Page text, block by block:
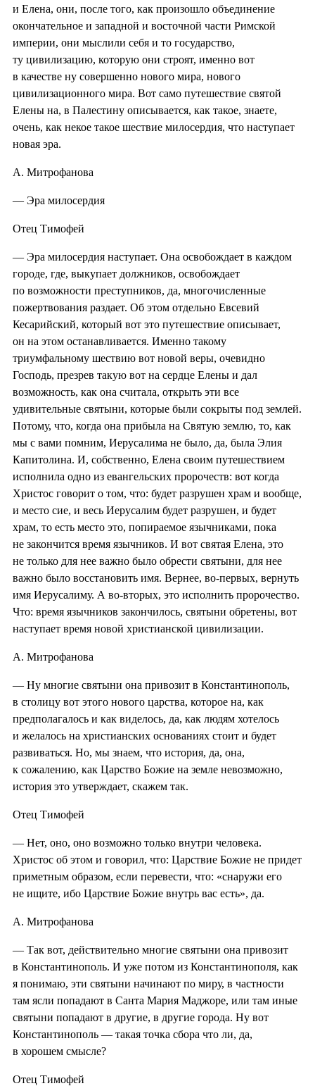
и Елена, они, после того, как произошло объединение
окончательное и западной и восточной части Римской
империи, они мыслили себя и то государство,
ту цивилизацию, которую они строят, именно вот
в качестве ну совершенно нового мира, нового
цивилизационного мира. Вот само путешествие святой
Елены на, в Палестину описывается, как такое, знаете,
очень, как некое такое шествие милосердия, что наступает
новая эра.
А. Митрофанова
— Эра милосердия
Отец Тимофей
— Эра милосердия наступает. Она освобождает в каждом
городе, где, выкупает должников, освобождает
по возможности преступников, да, многочисленные
пожертвования раздает. Об этом отдельно Евсевий
Кесарийский, который вот это путешествие описывает,
он на этом останавливается. Именно такому
триумфальному шествию вот новой веры, очевидно
Господь, презрев такую вот на сердце Елены и дал
возможность, как она считала, открыть эти все
удивительные святыни, которые были сокрыты под землей.
Потому, что, когда она прибыла на Святую землю, то, как
мы с вами помним, Иерусалима не было, да, была Элия
Капитолина. И, собственно, Елена своим путешествием
исполнила одно из евангельских пророчеств: вот когда
Христос говорит о том, что: будет разрушен храм и вообще,
и место сие, и весь Иерусалим будет разрушен, и будет
храм, то есть место это, попираемое язычниками, пока
не закончится время язычников. И вот святая Елена, это
не только для нее важно было обрести святыни, для нее
важно было восстановить имя. Вернее, во-первых, вернуть
имя Иерусалиму. А во-вторых, это исполнить пророчество.
Что: время язычников закончилось, святыни обретены, вот
наступает время новой христианской цивилизации.
А. Митрофанова
— Ну многие святыни она привозит в Константинополь,
в столицу вот этого нового царства, которое на, как
предполагалось и как виделось, да, как людям хотелось
и желалось на христианских основаниях стоит и будет
развиваться. Но, мы знаем, что история, да, она,
к сожалению, как Царство Божие на земле невозможно,
история это утверждает, скажем так.
Отец Тимофей
— Нет, оно, оно возможно только внутри человека.
Христос об этом и говорил, что: Царствие Божие не придет
приметным образом, если перевести, что: «снаружи его
не ищите, ибо Царствие Божие внутрь вас есть», да.
А. Митрофанова
— Так вот, действительно многие святыни она привозит
в Константинополь. И уже потом из Константинополя, как
я понимаю, эти святыни начинают по миру, в частности
там ясли попадают в Санта Мария Маджоре, или там иные
святыни попадают в другие, в другие города. Ну вот
Константинополь — такая точка сбора что ли, да,
в хорошем смысле?
Отец Тимофей